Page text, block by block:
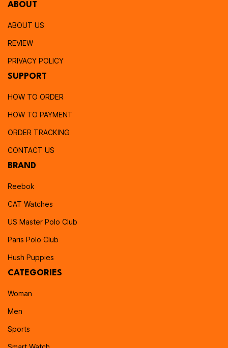
ABOUT
ABOUT US
REVIEW
PRIVACY POLICY
SUPPORT
HOW TO ORDER
HOW TO PAYMENT
ORDER TRACKING
CONTACT US
BRAND
Reebok
CAT Watches
US Master Polo Club
Paris Polo Club
Hush Puppies
CATEGORIES
Woman
Men
Sports